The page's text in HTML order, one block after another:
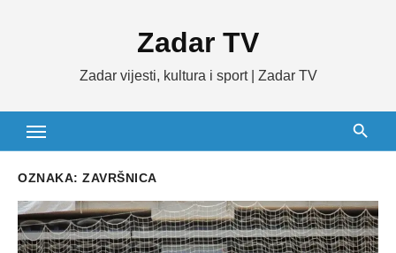
Zadar TV
Zadar vijesti, kultura i sport | Zadar TV
OZNAKA: ZAVRŠNICA